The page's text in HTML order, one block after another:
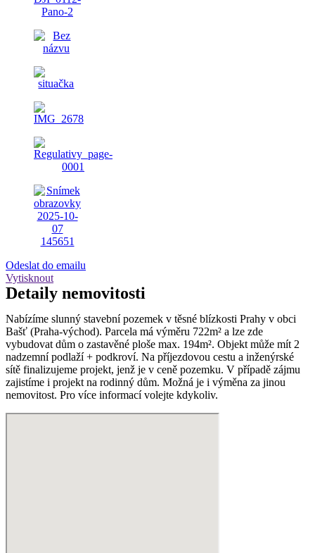
Odeslat do emailu
Vytisknout
Detaily nemovitosti
Nabízíme slunný stavební pozemek v těsné blízkosti Prahy v obci
Bašť (Praha-východ). Parcela má výměru 722m² a lze zde
vybudovat dům o zastavěné ploše max. 194m². Objekt může mít 2
nadzemní podlaží + podkroví. Na příjezdovou cestu a inženýrské
sítě finalizujeme projekt, jenž je v ceně pozemku. V případě zájmu
zajistíme i projekt na rodinný dům. Možná je i výměna za jinou
nemovitost. Pro více informací volejte kdykoliv.